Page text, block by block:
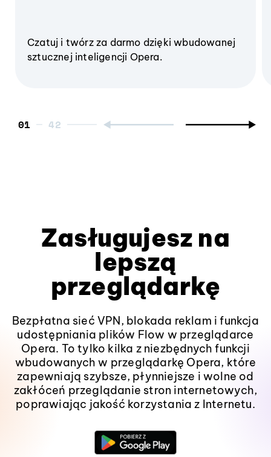
Czatuj i twórz za darmo dzięki wbudowanej
sztucznej inteligencji Opera.
01
Zasługujesz na
lepszą
przeglądarkę
Bezpłatna sieć VPN, blokada reklam i funkcja
udostępniania plików Flow w przeglądarce
Opera. To tylko kilka z niezbędnych funkcji
wbudowanych w przeglądarkę Opera, które
zapewniają szybsze, płynniejsze i wolne od
zakłóceń przeglądanie stron internetowych,
poprawiając jakość korzystania z Internetu.